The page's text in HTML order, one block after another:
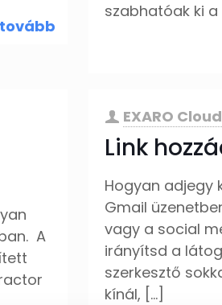
tovább
szabhatóak ki a
A
EXARO Cloud
Link
Hogyan adjegy
Gmail
vagy a social
irányítsd a
szerkesztő
kínál, […]